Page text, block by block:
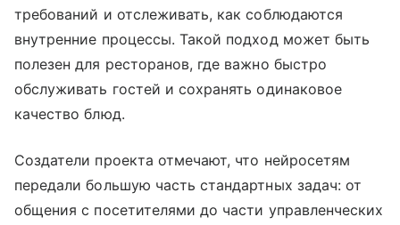
требований и отслеживать, как соблюдаются
внутренние процессы. Такой подход может быть
полезен для ресторанов, где важно быстро
обслуживать гостей и сохранять одинаковое
качество блюд.
Создатели проекта отмечают, что нейросетям
передали большую часть стандартных задач: от
общения с посетителями до части управленческих